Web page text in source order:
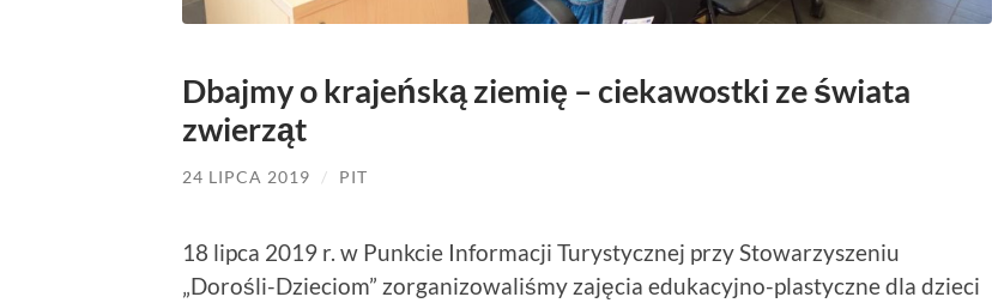
Dbajmy o krajeńską ziemię – ciekawostki ze świata
zwierząt
24 LIPCA 2019 / PIT
18 lipca 2019 r. w Punkcie Informacji Turystycznej przy Stowarzyszeniu
„Dorośli-Dzieciom” zorganizowaliśmy zajęcia edukacyjno-plastyczne dla dzieci